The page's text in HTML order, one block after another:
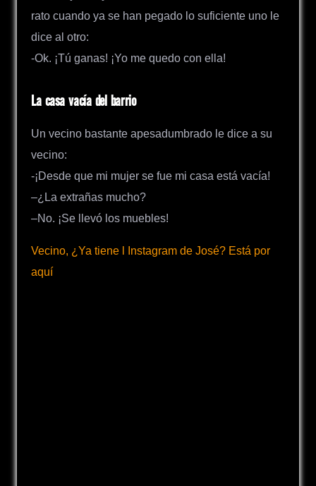
rato cuando ya se han pegado lo suficiente uno le
dice al otro:
-Ok. ¡Tú ganas! ¡Yo me quedo con ella!
La casa vacía del barrio
Un vecino bastante apesadumbrado le dice a su
vecino:
-¡Desde que mi mujer se fue mi casa está vacía!
–¿La extrañas mucho?
–No. ¡Se llevó los muebles!
Vecino, ¿Ya tiene l Instagram de José? Está por
aquí